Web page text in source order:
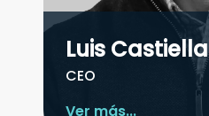
Luis Castiella
CEO
Ver más...